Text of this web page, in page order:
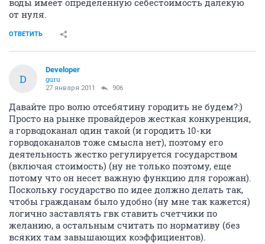
воды имеет определенную себестоимость далекую
от нуля.
ОТВЕТИТЬ
D
Developer
guru
27 января 2011 906
Давайте про волю отсебятину городить не будем?:)
Просто на рынке провайдеров жесткая конкуренция,
а горводоканал один такой (и городить 10-ки
горводоканалов тоже смысла нет), поэтому его
деятельность жестко регулируется государством
(включая стоимость) (ну не только поэтому, еще
потому что он несет важную функцию для горожан).
Поскольку государство по идее должно делать так,
чтобы гражданам было удобно (ну мне так кажется)
логично заставлять гвк ставить счетчики по
желанию, а остальным считать по нормативу (без
всяких там завышающих коэффициентов).